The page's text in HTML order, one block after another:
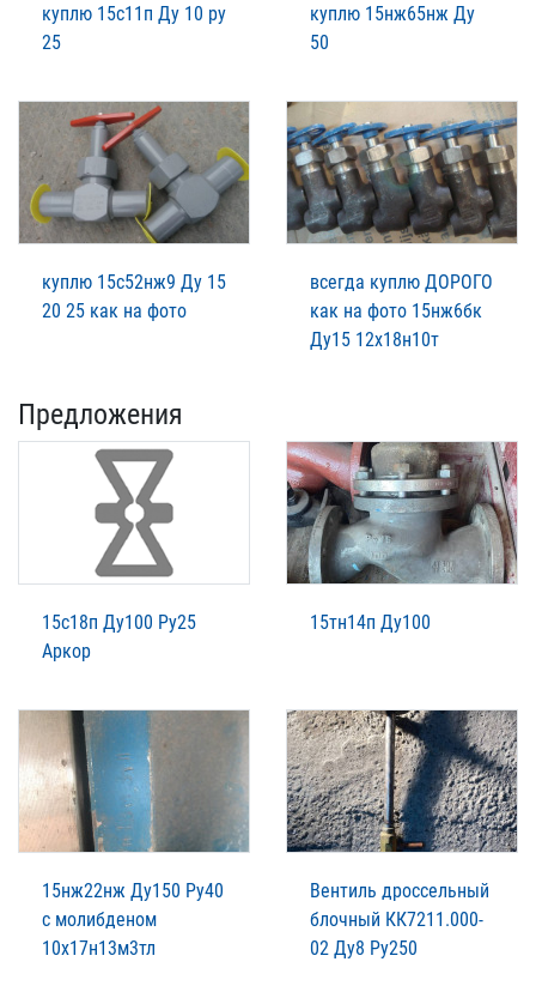
куплю 15с11п Ду 10 ру
25
куплю 15нж65нж Ду
50
куплю 15с52нж9 Ду 15
20 25 как на фото
всегда куплю ДОРОГО
как на фото 15нж6бк
Ду15 12х18н10т
Предложения
15с18п Ду100 Ру25
Аркор
15тн14п Ду100
15нж22нж Ду150 Ру40
с молибденом
10х17н13м3тл
Вентиль дроссельный
блочный КК7211.000-
02 Ду8 Ру250